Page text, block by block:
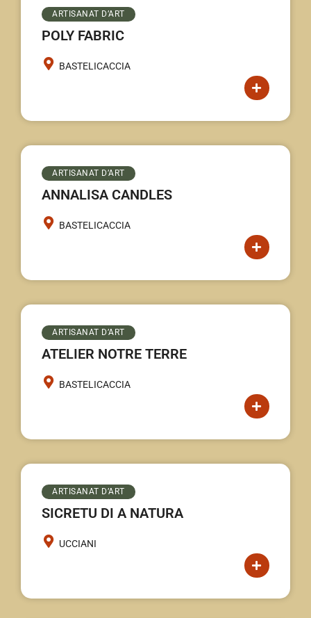
ARTISANAT D’ART
POLY FABRIC
BASTELICACCIA
ARTISANAT D’ART
ANNALISA CANDLES
BASTELICACCIA
ARTISANAT D’ART
ATELIER NOTRE TERRE
BASTELICACCIA
ARTISANAT D’ART
SICRETU DI A NATURA
UCCIANI